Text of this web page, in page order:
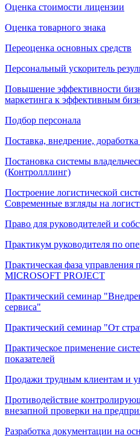
Оценка стоимости лицензии
Оценка товарного знака
Переоценка основных средств
Персональный ускоритель
Повышение эффективности
маркетинга к эффективным
Подбор персонала
Поставка, внедрение,
Постановка системы
(Контролллинг)
Построение логистической
Современные взгляды на
Право для руководителей и
Практикум руководителя по
Практическая фаза
MICROSOFT PROJECT
Практический семинар
сервиса"
Практический семинар "От
Практическое применение
показателей
Продажи трудным клиентам и
Противодействие
внезапной проверки на
Разработка документации на